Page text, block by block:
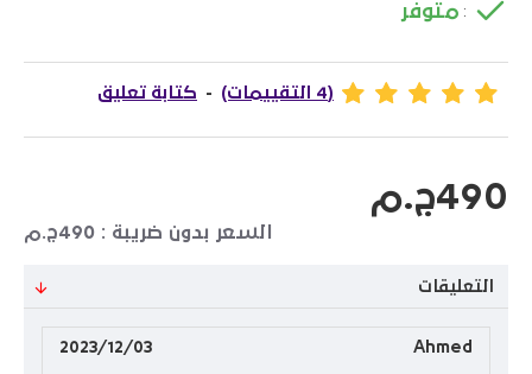
: متوفر
(4 التقييمات) - كتابة تعليق
490ج.م
السعر بدون ضريبة : 490ج.م
التعليقات
Ahmed
2023/12/03